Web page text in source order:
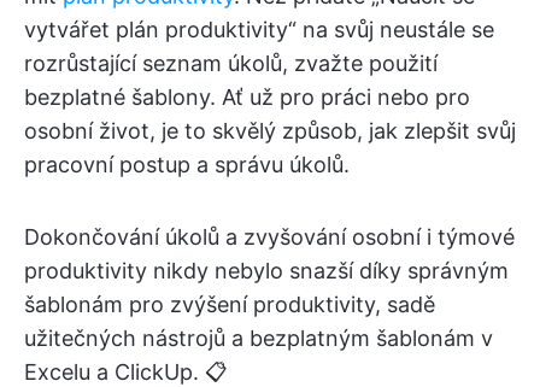
vytvářet plán produktivity“ na svůj neustále se
rozrůstající seznam úkolů, zvažte použití
bezplatné šablony. Ať už pro práci nebo pro
osobní život, je to skvělý způsob, jak zlepšit svůj
pracovní postup a správu úkolů.
Dokončování úkolů a zvyšování osobní i týmové
produktivity nikdy nebylo snazší díky správným
šablonám pro zvýšení produktivity, sadě
užitečných nástrojů a bezplatným šablonám v
Excelu a ClickUp. 📋